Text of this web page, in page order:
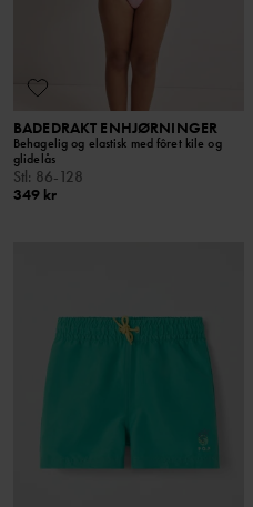
BADEDRAKT ENHJØRNINGER
Behagelig og elastisk med fôret kile og
glidelås
Stl: 86-128
349 kr